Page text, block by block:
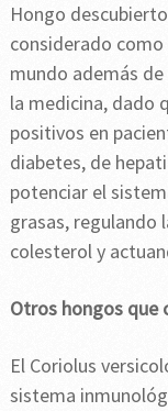
Hongo
considerado
mundo además
la medicina, dado
positivos en
diabetes, de
potenciar el
grasas, regulando
colesterol y
Otros hongos que
El Coriolus
sistema